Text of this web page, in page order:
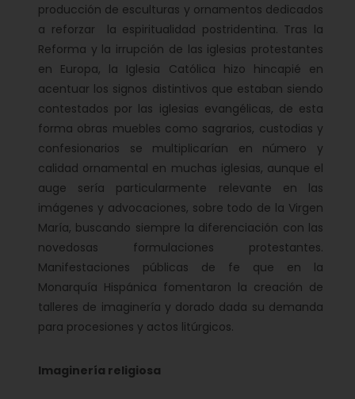
producción de esculturas y ornamentos dedicados
a reforzar la espiritualidad postridentina. Tras la
Reforma y la irrupción de las iglesias protestantes
en Europa, la Iglesia Católica hizo hincapié en
acentuar los signos distintivos que estaban siendo
contestados por las iglesias evangélicas, de esta
forma obras muebles como sagrarios, custodias y
confesionarios se multiplicarían en número y
calidad ornamental en muchas iglesias, aunque el
auge sería particularmente relevante en las
imágenes y advocaciones, sobre todo de la Virgen
María, buscando siempre la diferenciación con las
novedosas formulaciones protestantes.
Manifestaciones públicas de fe que en la
Monarquía Hispánica fomentaron la creación de
talleres de imaginería y dorado dada su demanda
para procesiones y actos litúrgicos.
Imaginería religiosa